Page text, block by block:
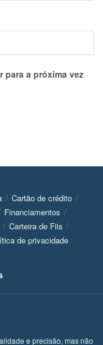
para a próxima vez
Cartão de crédito
Financiamentos
Carteira de Fiis
de privacidade
e precisão, mas não